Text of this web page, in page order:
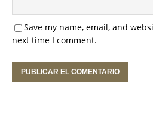
Save my name, email, and
next time I comment.